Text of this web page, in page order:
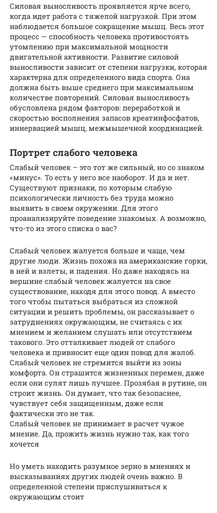
Силовая выносливость проявляется ярче всего,
когда идет работа с тяжелой нагрузкой. При этом
наблюдается большое сокращение мышц. Весь этот
процесс — способность человека противостоять
утомлению при максимальной мощности
двигательной активности. Развитие силовой
выносливости зависит от степени нагрузки, которая
характерна для определенного вида спорта. Она
должна быть выше среднего при максимальном
количестве повторений. Силовая выносливость
обусловлена рядом факторов: переработкой и
скоростью восполнения запасов креатинфосфатов,
иннервацией мышц, межмышечной координацией.
Портрет слабого человека
Слабый человек – это тот же сильный, но со знаком
«минус». То есть у него все наоборот. И да и нет.
Существуют признаки, по которым слабую
психологически личность без труда можно
выявить в своем окружении. Для этого
проанализируйте поведение знакомых. А возможно,
что-то из этого списка о вас?
Слабый человек жалуется больше и чаще, чем
другие люди. Жизнь похожа на американские горки,
в ней и взлеты, и падения. Но даже находясь на
вершине слабый человек жалуется на свое
существование, находя для этого повод. А вместо
того чтобы пытаться выбраться из сложной
ситуации и решить проблемы, он рассказывает о
затруднениях окружающим, не считаясь с их
мнением и желанием слушать или отсутствием
такового. Это отталкивает людей от слабого
человека и привносит еще один повод для жалоб.
Слабый человек не стремится выйти из зоны
комфорта. Он страшится жизненных перемен, даже
если они сулят лишь лучшее. Прозябая в рутине, он
строит жизнь. Он думает, что так безопаснее,
чувствует себя защищенным, даже если
фактически это не так.
Слабый человек не принимает в расчет чужое
мнение. Да, прожить жизнь нужно так, как того
хочется
Но уметь находить разумное зерно в мнениях и
высказываниях других людей очень важно. В
определенной степени прислушиваться к
окружающим стоит